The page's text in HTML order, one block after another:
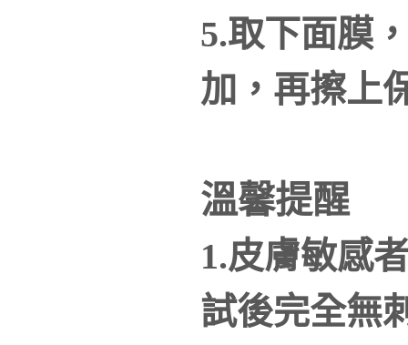
5.取下面膜
加，再擦上
溫馨提醒
1.皮膚敏感
試後完全無